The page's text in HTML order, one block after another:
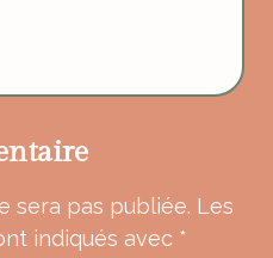
sera pas publiée. Les
indiqués avec *